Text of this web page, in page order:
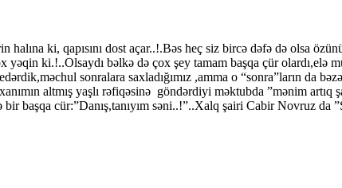
ki, qapısını dost açar..!.Bəs heç siz bircə dəfə də olsa
yəqin ki.!..Olsaydı bəlkə də çox şey tamam başqa çür olardı,elə
sonralara saxladığımız ,amma o “sonra”ların da
altmış yaşlı rəfiqəsinə göndərdiyi məktubda ”mənim artıq
cür:”Danış,tanıyım səni..!”..Xalq şairi Cabir Novruz da